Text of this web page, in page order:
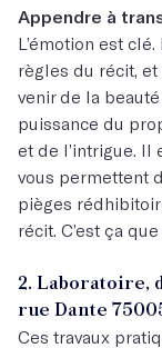
Appendre à
L’émotion est
règles du récit, et
venir de la
puissance du
et de l’intrigue. Il
vous permettent
pièges
récit. C’est ça
2. Laboratoire,
rue Dante
Ces travaux